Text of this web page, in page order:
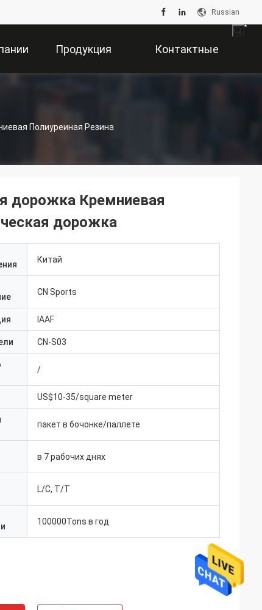
Russian
Продукция Контактные
Данные
Полиуреиная Резина
дорожка Кремниевая
дорожка
Китай
CN Sports
IAAF
CN-S03
/
US$10-35/square meter
пакет в бочонке/паллете
в 7 рабочих днях
L/C, T/T
100000Tons в год